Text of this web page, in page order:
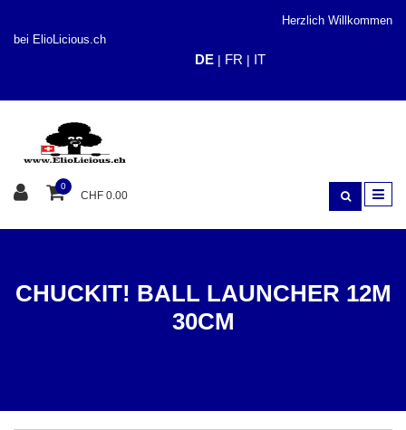
Herzlich Willkommen
bei ElioLicious.ch
DE | FR | IT
0
CHF 0.00
CHUCKIT! BALL LAUNCHER 12M
30CM